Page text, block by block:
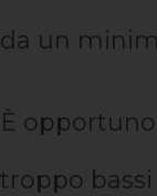
da un
È
troppo